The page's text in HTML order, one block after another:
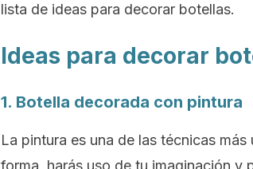
lista de ideas para decorar botellas.
Ideas para decorar
1. Botella decorada con pintura
La pintura es una de las técnicas
forma, harás uso de tu imaginación y